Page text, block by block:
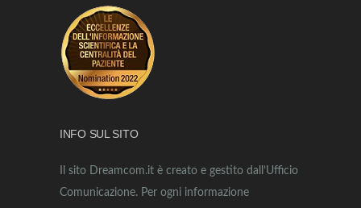
INFO SUL SITO
Il sito Dreamcom.it è creato e gestito dall’Ufficio
Comunicazione. Per ogni informazione